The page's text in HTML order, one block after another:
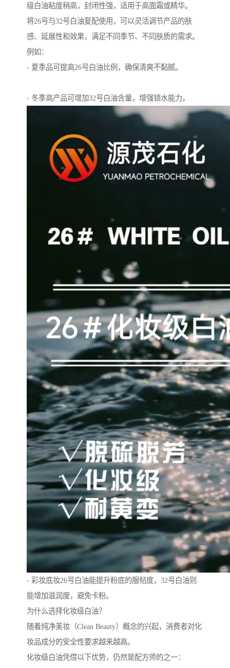
级白油粘度稍高，封闭性强，适用于高面霜或精华。
将26号与32号白油复配使用，可以灵活调节产品的肤
感、延展性和效果，满足不同季节、不同肤质的需求。
例如：
- 夏季品可提高26号白油比例，确保清爽不黏腻。
- 冬季高产品可增加32号白油含量，增强锁水能力。
- 彩妆底妆26号白油能提升粉底的服帖度，32号白油则
能增加滋润度，避免卡粉。
为什么选择化妆级白油？
随着纯净美妆（Clean Beauty）概念的兴起，消费者对化
妆品成分的安全性要求越来越高。
化妆级白油凭借以下优势，仍然是配方师的之一：